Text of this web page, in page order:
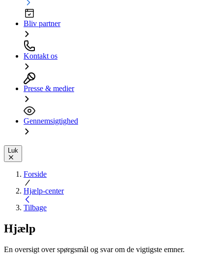
Bliv partner
Kontakt os
Presse & medier
Gennemsigtighed
Luk
Forside
Hjælp-center
Tilbage
Hjælp
En oversigt over spørgsmål og svar om de vigtigste emner.